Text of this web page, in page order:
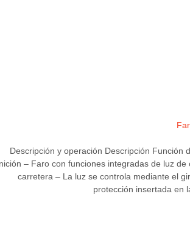
Descripción y operación Descripción Función
– Faro con funciones integradas de luz de
carretera – La luz se controla mediante el
protección insertada en